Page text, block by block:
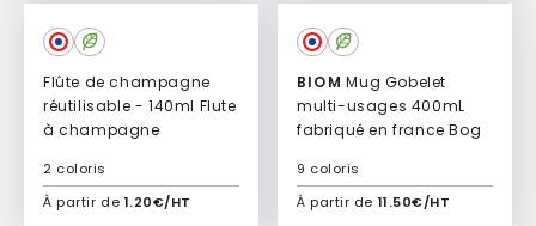
Flûte de champagne
réutilisable - 140ml Flute
à champagne
À partir de 1.20€/HT
2 coloris
Culte
BIOM Mug Gobelet
multi-usages 400mL
fabriqué en france Bog
À partir de 11.50€/HT
9 coloris